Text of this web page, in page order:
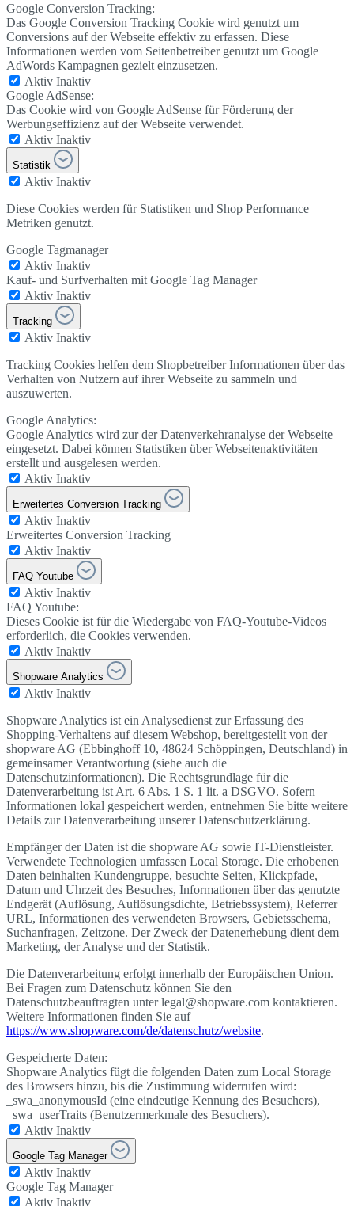
Google Conversion Tracking:
Das Google Conversion Tracking Cookie wird genutzt um
Conversions auf der Webseite effektiv zu erfassen. Diese
Informationen werden vom Seitenbetreiber genutzt um Google
AdWords Kampagnen gezielt einzusetzen.
Aktiv Inaktiv
Google AdSense:
Das Cookie wird von Google AdSense für Förderung der
Werbungseffizienz auf der Webseite verwendet.
Aktiv Inaktiv
Statistik
Aktiv Inaktiv
Diese Cookies werden für Statistiken und Shop Performance
Metriken genutzt.
Google Tagmanager
Aktiv Inaktiv
Kauf- und Surfverhalten mit Google Tag Manager
Aktiv Inaktiv
Tracking
Aktiv Inaktiv
Tracking Cookies helfen dem Shopbetreiber Informationen über das
Verhalten von Nutzern auf ihrer Webseite zu sammeln und
auszuwerten.
Google Analytics:
Google Analytics wird zur der Datenverkehranalyse der Webseite
eingesetzt. Dabei können Statistiken über Webseitenaktivitäten
erstellt und ausgelesen werden.
Aktiv Inaktiv
Erweitertes Conversion Tracking
Aktiv Inaktiv
Erweitertes Conversion Tracking
Aktiv Inaktiv
FAQ Youtube
Aktiv Inaktiv
FAQ Youtube:
Dieses Cookie ist für die Wiedergabe von FAQ-Youtube-Videos
erforderlich, die Cookies verwenden.
Aktiv Inaktiv
Shopware Analytics
Aktiv Inaktiv
Shopware Analytics ist ein Analysedienst zur Erfassung des
Shopping-Verhaltens auf diesem Webshop, bereitgestellt von der
shopware AG (Ebbinghoff 10, 48624 Schöppingen, Deutschland) in
gemeinsamer Verantwortung (siehe auch die
Datenschutzinformationen). Die Rechtsgrundlage für die
Datenverarbeitung ist Art. 6 Abs. 1 S. 1 lit. a DSGVO. Sofern
Informationen lokal gespeichert werden, entnehmen Sie bitte weitere
Details zur Datenverarbeitung unserer Datenschutzerklärung.
Empfänger der Daten ist die shopware AG sowie IT-Dienstleister.
Verwendete Technologien umfassen Local Storage. Die erhobenen
Daten beinhalten Kundengruppe, besuchte Seiten, Klickpfade,
Datum und Uhrzeit des Besuches, Informationen über das genutzte
Endgerät (Auflösung, Auflösungsdichte, Betriebssystem), Referrer
URL, Informationen des verwendeten Browsers, Gebietsschema,
Suchanfragen, Zeitzone. Der Zweck der Datenerhebung dient dem
Marketing, der Analyse und der Statistik.
Die Datenverarbeitung erfolgt innerhalb der Europäischen Union.
Bei Fragen zum Datenschutz können Sie den
Datenschutzbeauftragten unter legal@shopware.com kontaktieren.
Weitere Informationen finden Sie auf
https://www.shopware.com/de/datenschutz/website.
Gespeicherte Daten:
Shopware Analytics fügt die folgenden Daten zum Local Storage
des Browsers hinzu, bis die Zustimmung widerrufen wird:
_swa_anonymousId (eine eindeutige Kennung des Besuchers),
_swa_userTraits (Benutzermerkmale des Besuchers).
Aktiv Inaktiv
Google Tag Manager
Aktiv Inaktiv
Google Tag Manager
Aktiv Inaktiv